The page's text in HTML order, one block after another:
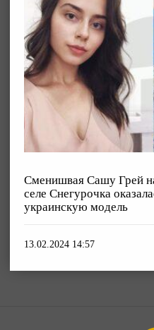
Сменишвая Сашу Грей
селе Снегурочка
украинскую модель
13.02.2024 14:57